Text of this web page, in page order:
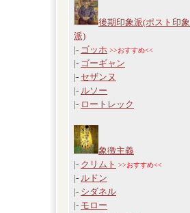
後期印象派(ポスト印象
派)
|- ゴッホ >>おすすめ<<
|- ゴーギャン
|- セザンヌ
|- ルソー
|- ロートレック
象徴主義
|- クリムト >>おすすめ<<
|- ルドン
|- シダネル
|- モロー